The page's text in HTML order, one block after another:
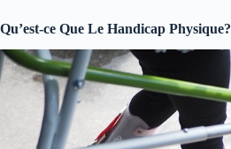
Qu’est-ce Que Le Handicap Physique?